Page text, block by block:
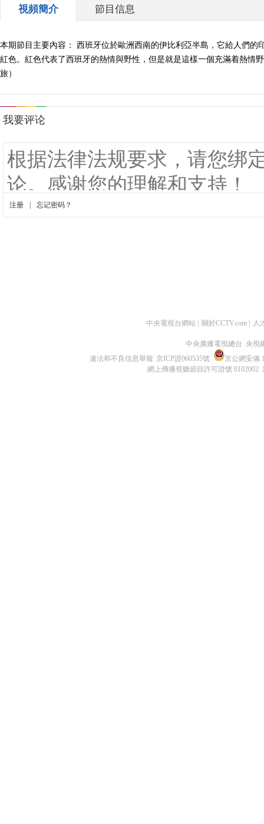
視頻簡介 節目信息
本期節目主要內容： 西班牙位於歐洲西南的伊比利亞半島，它給人們
紅色。紅色代表了西班牙的熱情與野性，但是就是這樣一個充滿着熱情
旅）
中央電視台網站 關於CCTV.com 人
中央廣播電視總台 央視
違法和不良信息舉報 京ICP證060535號
京公網安備
網上傳播視聽節目許可證號 0102002